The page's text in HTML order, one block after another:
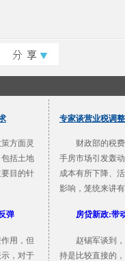
方面灵
括土地
目的针
弹
用，但
，对于
专家谈营业税调
财政部的税
手房市场引发轰
成本有所下降、
影响，笼统来讲
房贷新政:带
赵锡军谈到
持是比较直接的